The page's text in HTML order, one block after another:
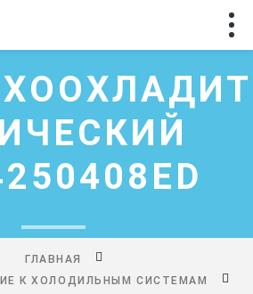
ГЛАВНАЯ
К ХОЛОДИЛЬНЫМ СИСТЕМАМ